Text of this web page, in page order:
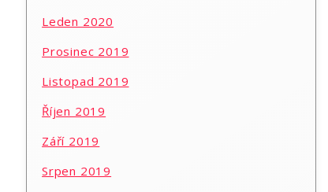
Leden 2020
Prosinec 2019
Listopad 2019
Říjen 2019
Září 2019
Srpen 2019